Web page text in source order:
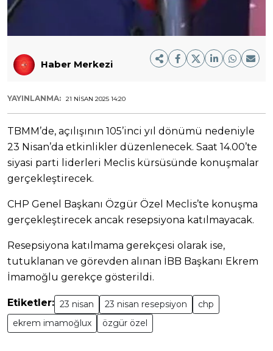
Haber Merkezi
YAYINLANMA: 21 NISAN 2025 14:20
TBMM’de, açılışının 105’inci yıl dönümü nedeniyle
23 Nisan’da etkinlikler düzenlenecek. Saat 14.00’te
siyasi parti liderleri Meclis kürsüsünde konuşmalar
gerçekleştirecek.
CHP Genel Başkanı Özgür Özel Meclis’te konuşma
gerçekleştirecek ancak resepsiyona katılmayacak.
Resepsiyona katılmama gerekçesi olarak ise,
tutuklanan ve görevden alınan İBB Başkanı Ekrem
İmamoğlu gerekçe gösterildi.
Etiketler: 23 nisan 23 nisan resepsiyon
chp
ekrem imamoğlux
özgür özel